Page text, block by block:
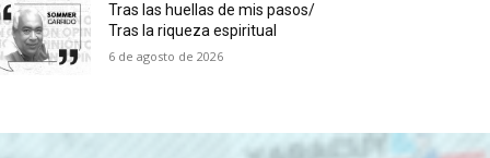
Tras las huellas de mis pasos/
Tras la riqueza espiritual
6 de agosto de 2026